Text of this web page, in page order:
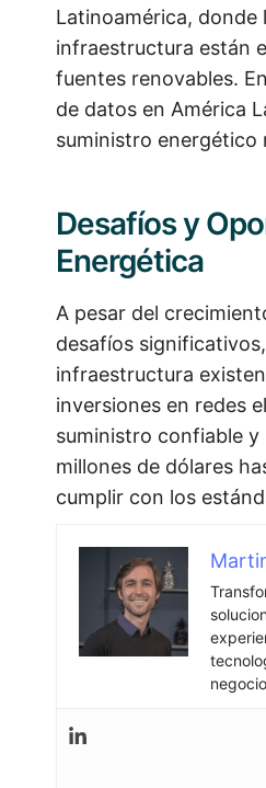
Latinoamérica, donde
infraestructura están
fuentes renovables.
de datos en América
suministro energético
Desafíos y
Energética
A pesar del
desafíos
infraestructura
inversiones en redes
suministro confiable y
millones de dólares
cumplir con los